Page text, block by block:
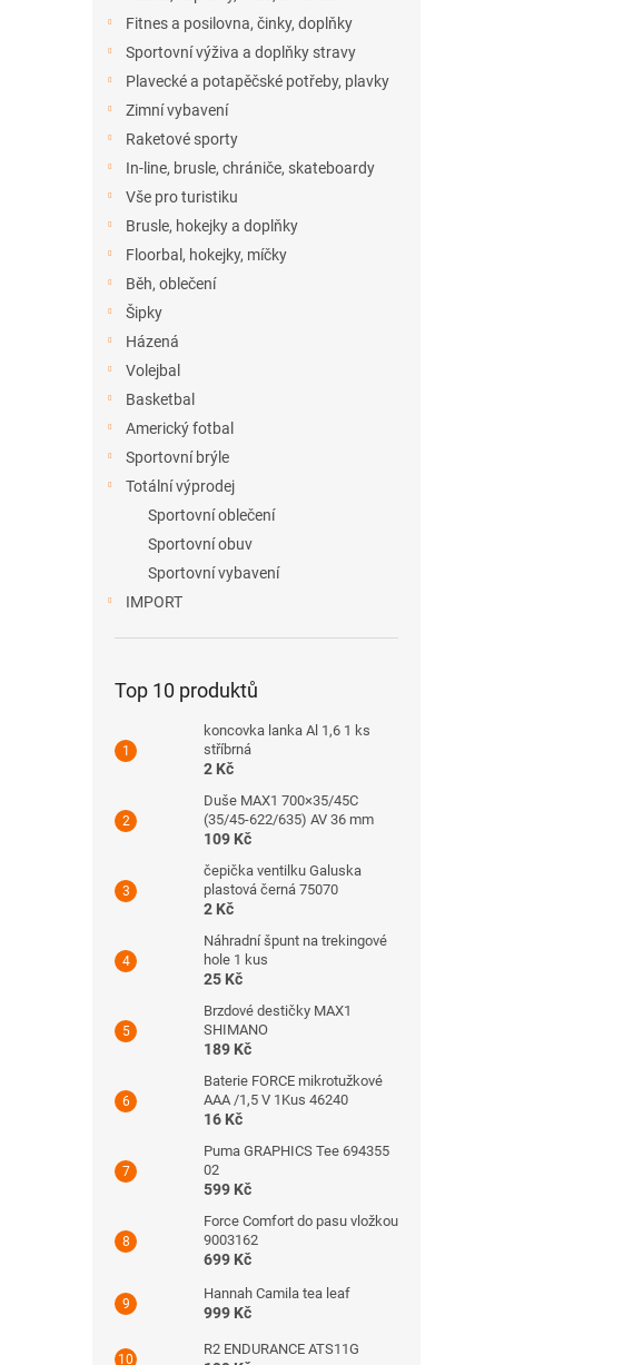
Fitnes a posilovna, činky, doplňky
Sportovní výživa a doplňky stravy
Plavecké a potapěčské potřeby, plavky
Zimní vybavení
Raketové sporty
In-line, brusle, chrániče, skateboardy
Vše pro turistiku
Brusle, hokejky a doplňky
Floorbal, hokejky, míčky
Běh, oblečení
Šipky
Házená
Volejbal
Basketbal
Americký fotbal
Sportovní brýle
Totální výprodej
Sportovní oblečení
Sportovní obuv
Sportovní vybavení
IMPORT
Top 10 produktů
koncovka lanka Al 1,6 1 ks
stříbrná
2 Kč
Duše MAX1 700×35/45C
(35/45-622/635) AV 36 mm
109 Kč
čepička ventilku Galuska
plastová černá 75070
2 Kč
Náhradní špunt na trekingové
hole 1 kus
25 Kč
Brzdové destičky MAX1
SHIMANO
189 Kč
Baterie FORCE mikrotužkové
AAA /1,5 V 1Kus 46240
16 Kč
Puma GRAPHICS Tee 694355
02
599 Kč
Force Comfort do pasu vložkou
9003162
699 Kč
Hannah Camila tea leaf
999 Kč
R2 ENDURANCE ATS11G